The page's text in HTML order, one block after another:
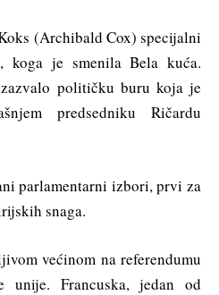
(Archibald Cox) specijalni
koga je smenila Bela kuća.
političku buru koja je
predsedniku Ričardu
parlamentarni izbori, prvi za
snaga.
većinom na referendumu
unije. Francuska, jedan od